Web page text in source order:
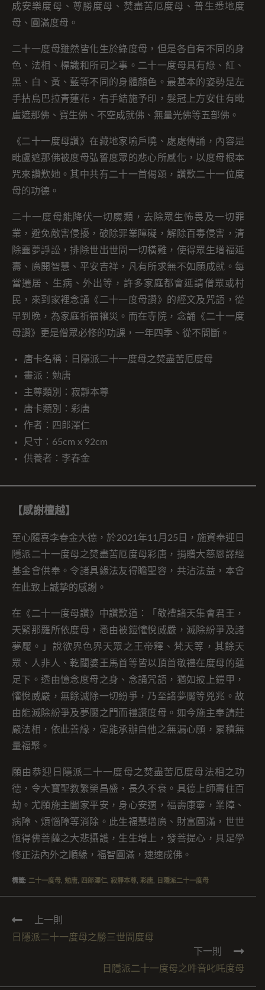
成安樂度母、尊勝度母、焚盡苦厄度母、普生悉地度
母、圓滿度母。
二十一度母雖然皆化生於綠度母，但是各自有不同的身
色、法相、標識和所司之事。二十一度母具有綠、紅、
黑、白、黃、藍等不同的身體顏色。最基本的姿勢是左
手拈烏巴拉青蓮花，右手結施予印，髮冠上方安住有毗
盧遮那佛、寶生佛、不空成就佛、無量光佛等五部佛。
《二十一度母讚》在藏地家喻戶曉、處處傳誦，內容是
毗盧遮那佛被度母弘誓度眾的悲心所感化，以度母根本
咒來讚歎她。其中共有二十一首偈頌，讚歎二十一位度
母的功德。
二十一度母能降伏一切魔類，去除眾生怖畏及一切罪
業，避免敵害侵擾，破除罪業障礙，解除百毒侵害，清
除噩夢諍訟，排除世出世間一切橫難，使得眾生增福延
壽、廣開智慧、平安吉祥，凡有所求無不如願成就。每
當遷居、生病、外出等，許多家庭都會延請僧眾或村
民，來到家裡念誦《二十一度母讚》的經文及咒語，從
早到晚，為家庭祈福禳災。而在寺院，念誦《二十一度
母讚》更是僧眾必修的功課，一年四季、從不間斷。
唐卡名稱：日隱派二十一度母之焚盡苦厄度母
畫派：勉唐
主尊類別：寂靜本尊
唐卡類別：彩唐
作者：四郎澤仁
尺寸：65cm x 92cm
供養者：李春金
【感謝檀越】
至心隨喜李春金大德，於2021年11月25日，施資奉迎日
隱派二十一度母之焚盡苦厄度母彩唐，捐贈大慈恩譯經
基金會供奉。令諸具緣法友得瞻聖容，共沾法益，本會
在此致上誠摯的感謝。
在《二十一度母讚》中讚歎道：「敬禮諸天集會君王，
天緊那羅所依度母，悉由被鎧懽悅威嚴，滅除紛爭及諸
夢魘。」說欲界色界天眾之王帝釋、梵天等，其餘天
眾、人非人、乾闥婆王馬首等皆以頂首敬禮在度母的蓮
足下。透由憶念度母之身、念誦咒語，猶如披上鎧甲，
懽悅威嚴，無餘滅除一切紛爭，乃至諸夢魘等兇兆。故
由能滅除紛爭及夢魘之門而禮讚度母。如今施主奉請莊
嚴法相，依此善緣，定能承辦自他之無漏心願，累積無
量福聚。
願由恭迎日隱派二十一度母之焚盡苦厄度母法相之功
德，令大寶聖教繁榮昌盛，長久不衰。具德上師壽住百
劫。尤願施主闔家平安，身心安適，福壽康寧，業障、
病障、煩惱障等消除。此生福慧增廣、財富圓滿，世世
恆得佛菩薩之大悲攝護，生生增上，發菩提心，具足學
修正法內外之順緣，福智圓滿，速速成佛。
標籤: 二十一度母, 勉唐, 四郎澤仁, 寂靜本尊, 彩唐, 日隱派二十一度母
上一則
日隱派二十一度母之勝三世間度母
下一則
日隱派二十一度母之吽音叱吒度母